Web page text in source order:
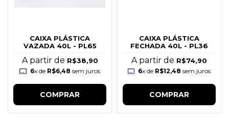
CAIXA PLÁSTICA
VAZADA 40L - PL65
A partir de R$38,90
6x de R$6,48 sem juros
COMPRAR
CAIXA PLÁSTICA
FECHADA 40L - PL36
A partir de R$74,90
6x de R$12,48 sem juros
COMPRAR